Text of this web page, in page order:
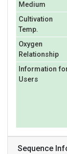
Medium
Cultivation
Temp.
Oxygen
Relationship
Information
Users
Sequence